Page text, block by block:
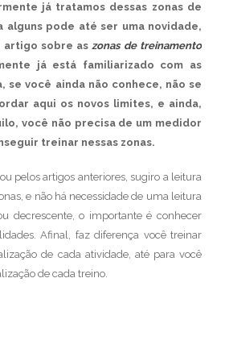
já tratamos dessas zonas de
alguns pode até ser uma novidade,
artigo sobre aszonas de treinamento
já está familiarizado com as
se você ainda não conhece, não se
aqui os novos limites, e ainda,
você não precisa de um medidor
treinar nessas zonas.
pelos artigos anteriores, sugiro a leitura
e não há necessidade de uma leitura
decrescente, o importante é conhecer
Afinal, faz diferença você treinar
de cada atividade, até para você
de cada treino.